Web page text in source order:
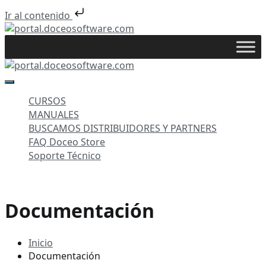
Ir al contenido
Saltar
portal.doceosoftware.com
CURSOS
MANUALES
BUSCAMOS DISTRIBUIDORES Y PARTNERS
FAQ Doceo Store
Soporte Técnico
Documentación
Inicio
Documentación